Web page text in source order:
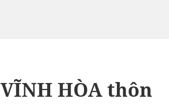
VĨNH HÒA thôn